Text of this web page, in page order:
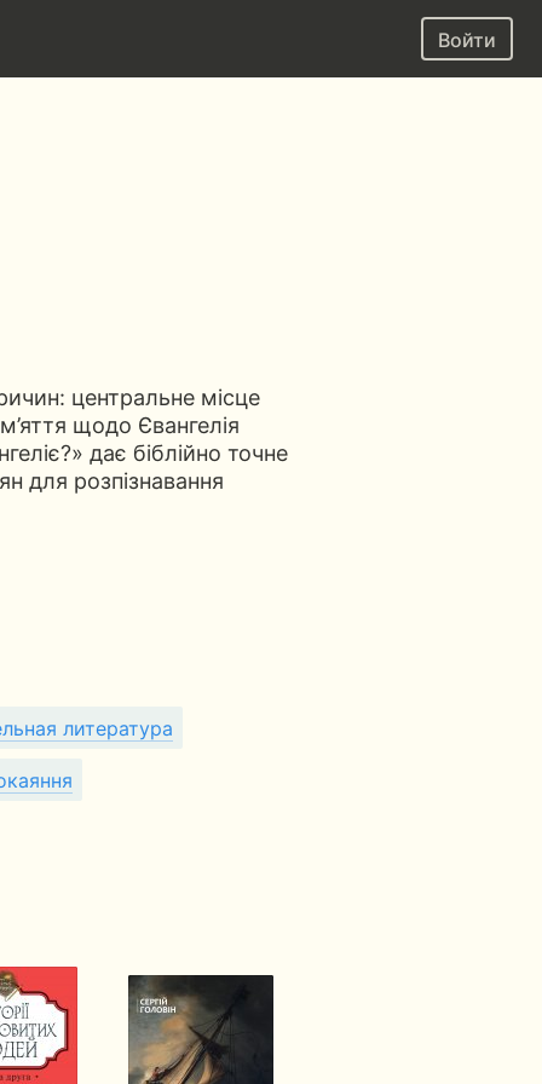
Войти
центральне місце
щодо Євангелія
дає біблійно точне
для розпізнавання
литература